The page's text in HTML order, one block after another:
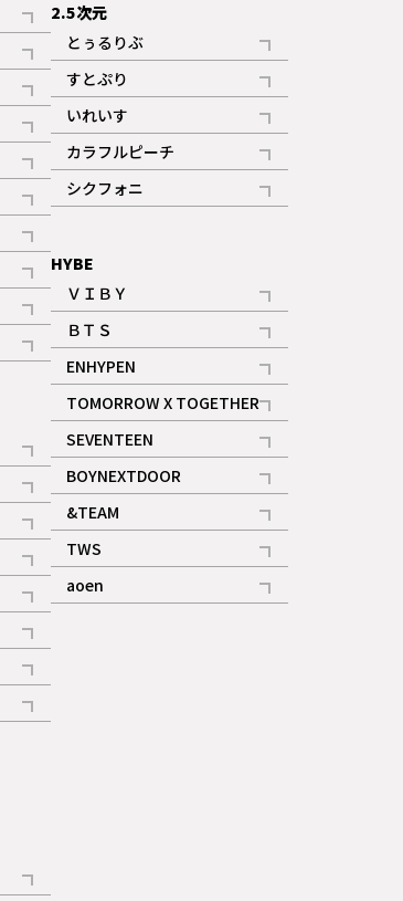
2.5次元
とぅるりぶ
記事
すとぷり
記事
ギャラリー
いれいす
記事
ギャラリー
カラフルピーチ
記事
シクフォニ
記事
HYBE
ＶＩＢＹ
記事
ＢＴＳ
記事
ENHYPEN
記事
TOMORROW X TOGETHER
記事
ギャラリー
SEVENTEEN
記事
BOYNEXTDOOR
記事
&TEAM
記事
ギャラリー
TWS
記事
aoen
記事